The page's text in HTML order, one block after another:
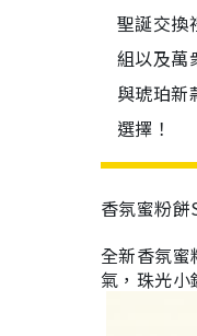
聖誕交換
組以及萬
與琥珀
選擇！
香氛蜜粉
全新香氛蜜
氣，珠光小